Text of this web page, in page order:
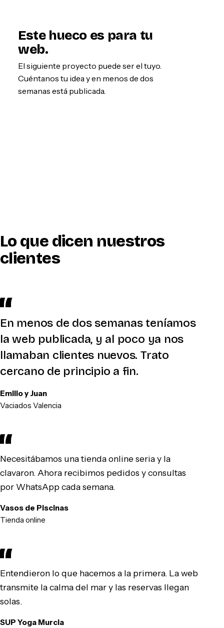
Este hueco es para tu
web.
El siguiente proyecto puede ser el tuyo.
Cuéntanos tu idea y en menos de dos
semanas está publicada.
Lo que dicen nuestros
clientes
En menos de dos semanas teníamos
la web publicada, y al poco ya nos
llamaban clientes nuevos. Trato
cercano de principio a fin.
Emilio y Juan
Vaciados Valencia
Necesitábamos una tienda online seria y la
clavaron. Ahora recibimos pedidos y consultas
por WhatsApp cada semana.
Vasos de Piscinas
Tienda online
Entendieron lo que hacemos a la primera. La web
transmite la calma del mar y las reservas llegan
solas.
SUP Yoga Murcia